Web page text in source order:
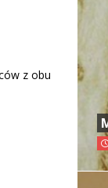
z obu